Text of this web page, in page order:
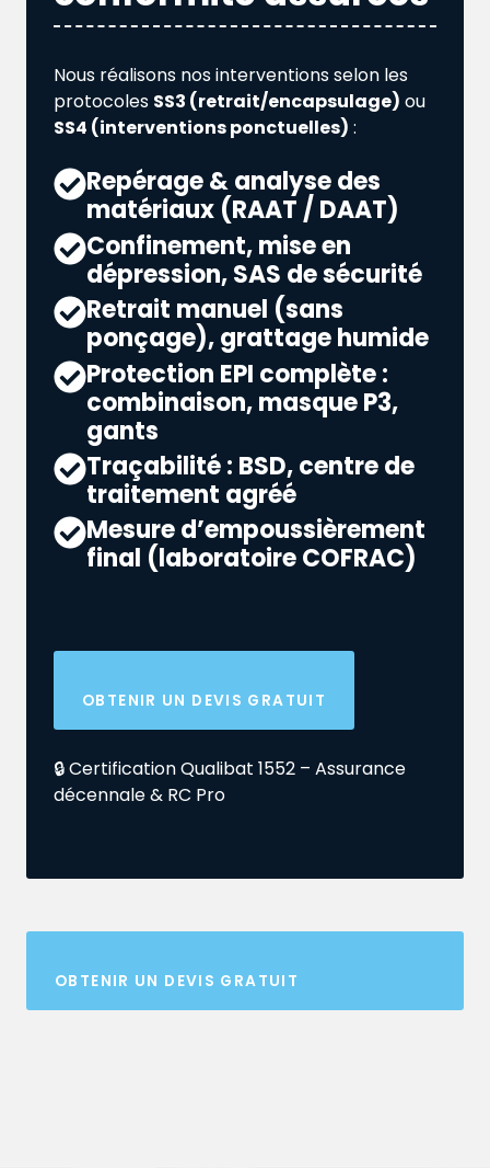
Nous réalisons nos interventions selon les
protocoles SS3 (retrait/encapsulage) ou
SS4 (interventions ponctuelles) :
Repérage & analyse des
matériaux (RAAT / DAAT)
Confinement, mise en
dépression, SAS de sécurité
Retrait manuel (sans
ponçage), grattage humide
Protection EPI complète :
combinaison, masque P3,
gants
Traçabilité : BSD, centre de
traitement agréé
Mesure d’empoussièrement
final (laboratoire COFRAC)
OBTENIR UN DEVIS GRATUIT
🔒 Certification Qualibat 1552 – Assurance
décennale & RC Pro
OBTENIR UN DEVIS GRATUIT